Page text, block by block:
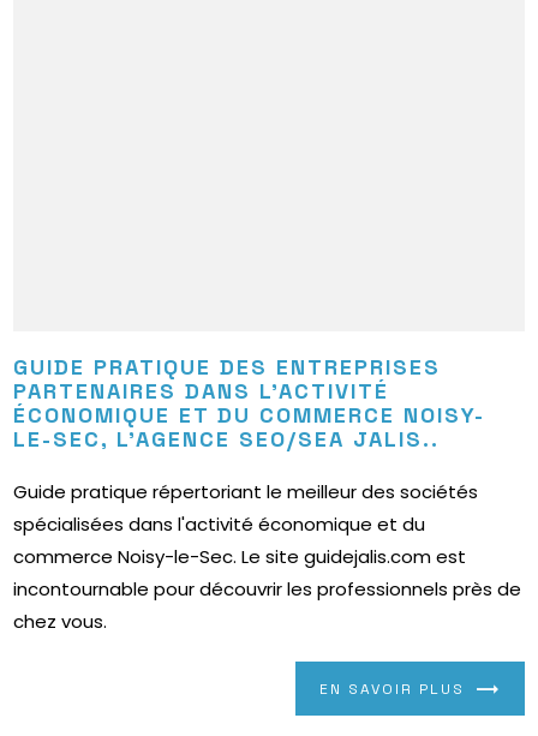
GUIDE PRATIQUE DES ENTREPRISES
PARTENAIRES DANS L'ACTIVITÉ
ÉCONOMIQUE ET DU COMMERCE NOISY-
LE-SEC, L’AGENCE SEO/SEA JALIS..
Guide pratique répertoriant le meilleur des sociétés
spécialisées dans l'activité économique et du
commerce Noisy-le-Sec. Le site guidejalis.com est
incontournable pour découvrir les professionnels près de
chez vous.
EN SAVOIR PLUS